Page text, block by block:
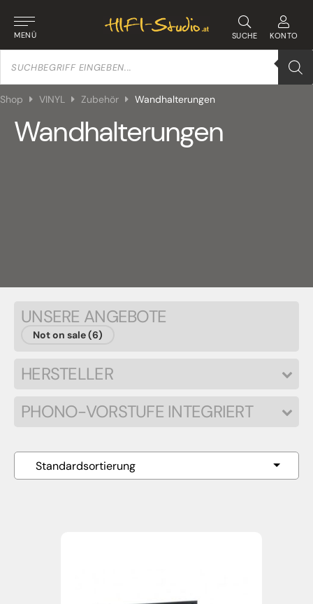
MENÜ SUCHE KONTO
Products
search
Shop VINYL Zubehör Wandhalterungen
Wandhalterungen
UNSERE ANGEBOTE
Not on sale (6)
HERSTELLER
PHONO-VORSTUFE INTEGRIERT